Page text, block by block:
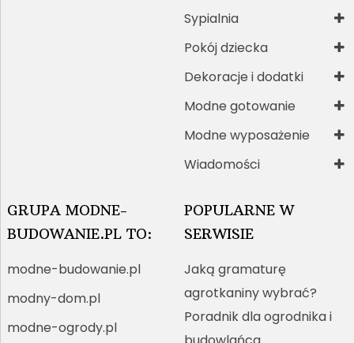
Sypialnia
Pokój dziecka
Dekoracje i dodatki
Modne gotowanie
Modne wyposażenie
Wiadomości
GRUPA MODNE-
BUDOWANIE.PL TO:
modne-budowanie.pl
modny-dom.pl
modne-ogrody.pl
POPULARNE W
SERWISIE
Jaką gramaturę
agrotkaniny wybrać?
Poradnik dla ogrodnika i